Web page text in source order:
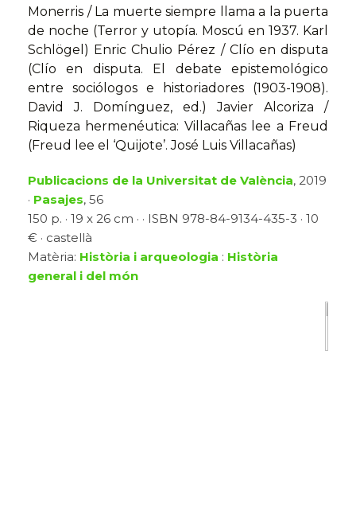
Monerris / La muerte siempre llama a la puerta
de noche (Terror y utopía. Moscú en 1937. Karl
Schlögel) Enric Chulio Pérez / Clío en disputa
(Clío en disputa. El debate epistemológico
entre sociólogos e historiadores (1903-1908).
David J. Domínguez, ed.) Javier Alcoriza /
Riqueza hermenéutica: Villacañas lee a Freud
(Freud lee el ‘Quijote’. José Luis Villacañas)
Publicacions de la Universitat de València, 2019
· Pasajes, 56
150 p. · 19 x 26 cm · · ISBN 978-84-9134-435-3 · 10
€ · castellà
Matèria: Història i arqueologia : Història
general i del món